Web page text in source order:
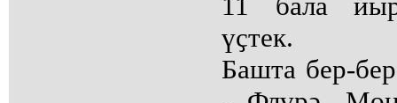
үҫтек.
Башта бер-